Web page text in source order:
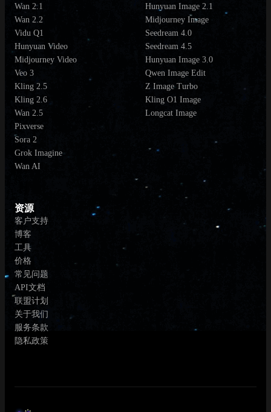
Wan 2.1
Wan 2.2
Vidu Q1
Hunyuan Video
Midjourney Video
Veo 3
Kling 2.5
Kling 2.6
Wan 2.5
Pixverse
Sora 2
Grok Imagine
Wan AI
Hunyuan Image 2.1
Midjourney Image
Seedream 4.0
Seedream 4.5
Hunyuan Image 3.0
Qwen Image Edit
Z Image Turbo
Kling O1 Image
Longcat Image
资源
客户支持
博客
工具
价格
常见问题
API文档
联盟计划
关于我们
服务条款
隐私政策